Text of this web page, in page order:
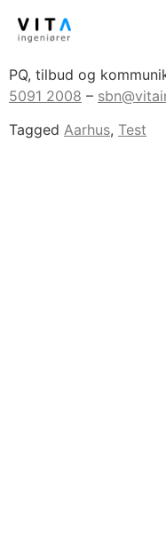
Sofie
PQ, tilbud og
5091 2008 –
Tagged Aarhus, Test